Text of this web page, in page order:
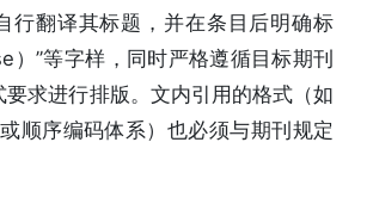
行翻译其标题，并在条目后明确标
）”等字样，同时严格遵循目标期刊
要求进行排版。文内引用的格式（如
顺序编码体系）也必须与期刊规定